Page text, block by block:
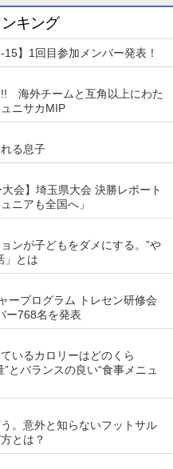
キング
15】1回目参加メンバー発表！
海外チームと互角以上にわた
ニサカMIP
る息子
会】埼玉県大会 決勝レポート
ニアも全国へ」
ンが子どもをダメにする。”や
」とは
ープログラム トレセン研修会
ー768名を発表
いるカロリーはどのくら
バランスの良い“食事メニュ
。意外と知らないフットサル
とは？